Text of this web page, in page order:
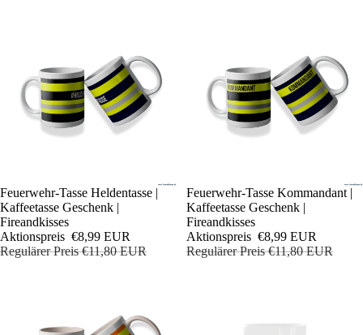
Sale
Feuerwehr-Tasse Heldentasse |
Kaffeetasse Geschenk |
Fireandkisses
Aktionspreis €8,99 EUR
Regulärer Preis€11,80 EUR
Sale
Feuerwehr-Tasse Kommandant |
Kaffeetasse Geschenk |
Fireandkisses
Aktionspreis €8,99 EUR
Regulärer Preis€11,80 EUR